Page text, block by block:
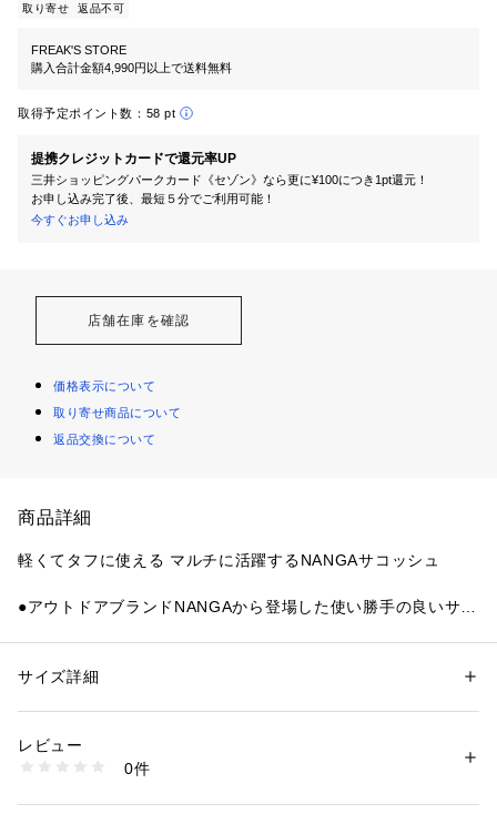
取り寄せ 返品不可
FREAK'S STORE
購入合計金額4,990円以上で送料無料
取得予定ポイント数： 58 pt
提携クレジットカードで還元率UP
三井ショッピングパークカード《セゾン》なら更に¥100につき1pt還元！
お申し込み完了後、最短５分でご利用可能！
今すぐお申し込み
店舗在庫を確認
価格表示について
取り寄せ商品について
返品交換について
商品詳細
軽くてタフに使える マルチに活躍するNANGAサコッシュ
●アウトドアブランドNANGAから登場した使い勝手の良いサイ
地に採用
●軽量で持ち運びやすくデイリーからアウトドアシーンまで幅
性別：レディース
素材：ナイロン100%
商品番号：
1486328800010 （ショップ）
サイズ詳細
レビュー
0件